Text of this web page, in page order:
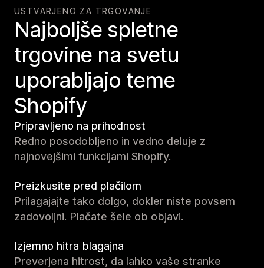
USTVARJENO ZA TRGOVANJE
Najboljše spletne
trgovine na svetu
uporabljajo teme
Shopify
Pripravljeno na prihodnost
Redno posodobljeno in vedno deluje z
najnovejšimi funkcijami Shopify.
Preizkusite pred plačilom
Prilagajajte tako dolgo, dokler niste povsem
zadovoljni. Plačate šele ob objavi.
Izjemno hitra blagajna
Preverjena hitrost, da lahko vaše stranke